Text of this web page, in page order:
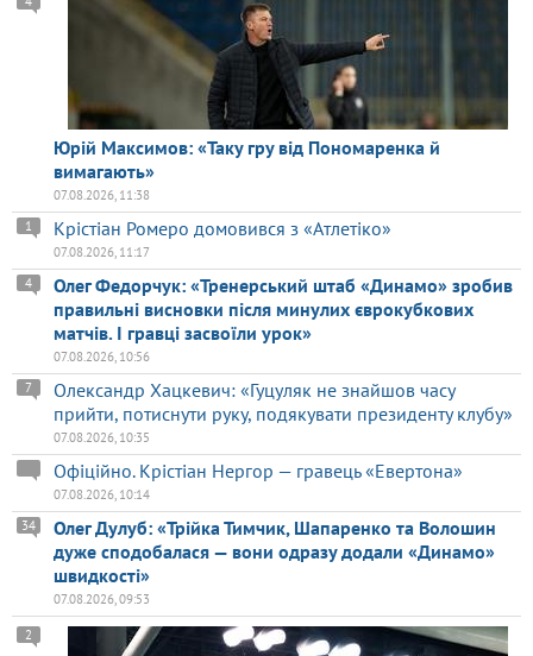
Юрій Максимов: «Таку гру від Пономаренка й
вимагають»
07.08.2026, 11:38
Крістіан Ромеро домовився з «Атлетіко»
1
07.08.2026, 11:17
Олег Федорчук: «Тренерський штаб «Динамо» зробив
правильні висновки після минулих єврокубкових
матчів. І гравці засвоїли урок»
4
07.08.2026, 10:56
Олександр Хацкевич: «Гуцуляк не знайшов часу
прийти, потиснути руку, подякувати президенту клубу»
7
07.08.2026, 10:35
Офіційно. Крістіан Нергор — гравець «Евертона»
07.08.2026, 10:14
Олег Дулуб: «Трійка Тимчик, Шапаренко та Волошин
дуже сподобалася — вони одразу додали «Динамо»
швидкості»
34
07.08.2026, 09:53
2